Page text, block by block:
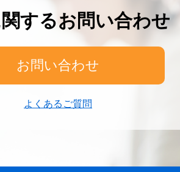
するお問い合わせ
お問い合わせ
よくあるご質問